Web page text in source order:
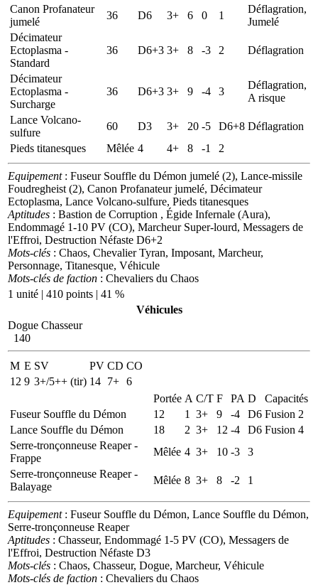
Canon Profanateur
jumelé
36 D6 3+ 6 0 1
Déflagration,
Jumelé
Décimateur
Ectoplasma -
Standard
36 D6+3 3+ 8 -3 2 Déflagration
Décimateur
Ectoplasma -
Surcharge
36 D6+3 3+ 9 -4 3
Déflagration,
A risque
Lance Volcano-
sulfure
60 D3 3+ 20 -5 D6+8 Déflagration
Pieds titanesques
Mêlée 4 4+ 8 -1 2
Equipement: Fuseur Souffle du Démon jumelé (2), Lance-missile
Foudregheist (2), Canon Profanateur jumelé, Décimateur
Ectoplasma, Lance Volcano-sulfure, Pieds titanesques
Aptitudes : Bastion de Corruption , Égide Infernale (Aura),
Endommagé 1-10 PV (CO), Marcheur Super-lourd, Messagers de
l'Effroi, Destruction Néfaste D6+2
Mots-clés : Chaos, Chevalier Tyran, Imposant, Marcheur,
Personnage, Titanesque, Véhicule
Mots-clés de faction : Chevaliers du Chaos
1 unité | 410 points | 41 %
Véhicules
Dogue Chasseur
140
M E SV PV CD CO
12 9 3+/5++ (tir) 14 7+ 6
Portée A C/T F PA D
Capacités
Fuseur Souffle du Démon
12 1 3+ 9 -4 D6 Fusion 2
Lance Souffle du Démon
18 2 3+ 12 -4 D6 Fusion 4
Serre-tronçonneuse Reaper -
Frappe
Mêlée 4 3+ 10 -3
3
Serre-tronçonneuse Reaper -
Balayage
Mêlée 8 3+ 8 -2 1
Equipement: Fuseur Souffle du Démon, Lance Souffle du Démon,
Serre-tronçonneuse Reaper
Aptitudes : Chasseur, Endommagé 1-5 PV (CO), Messagers de
l'Effroi, Destruction Néfaste D3
Mots-clés : Chaos, Chasseur, Dogue, Marcheur, Véhicule
Mots-clés de faction : Chevaliers du Chaos